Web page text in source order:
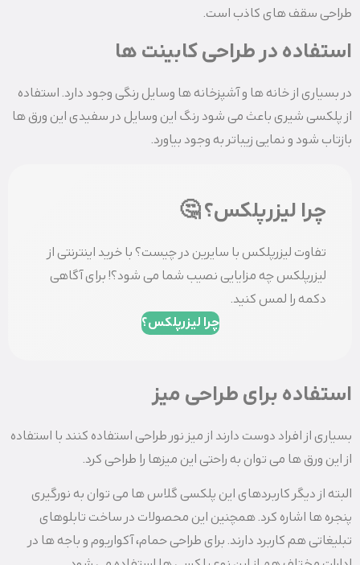
طراحی سقف های کاذب است.
استفاده در طراحی کابینت ها
در بسیاری از خانه ها و آشپزخانه ها وسایل رنگی وجود دارد. استفاده
از پلکسی شیری باعث می شود رنگ این وسایل در سفیدی این ورق ها
بازتاب شود و نمایی زیباتر به وجود بیاورد.
چرا لیزرپلکس؟ 🤔
تفاوت لیزرپلکس با سایرین در چیست؟ با خرید اینترنتی از
لیزرپلکس چه مزایایی نصیب شما می شود؟! برای آگاهی
دکمه را لمس کنید.
چرا لیزرپلکس؟
استفاده برای طراحی میز
بسیاری از افراد دوست دارند از میز نور طراحی استفاده کنند با استفاده
از این ورق ها می توان به راحتی این میزها را طراحی کرد.
البته از دیگر کاربردهای این پلکسی گلاس ها می توان به نورگیری
پنجره ها اشاره کرد. همچنین این محصولات در ساخت تابلوهای
تبلیغاتی هم کاربرد دارند. برای طراحی حمام، آکواریوم و باجه ها در